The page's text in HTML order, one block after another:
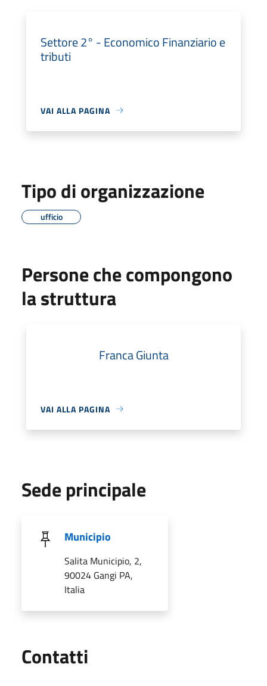
Settore 2° - Economico Finanziario e
tributi
VAI ALLA PAGINA
Tipo di organizzazione
ufficio
Persone che compongono
la struttura
Franca Giunta
VAI ALLA PAGINA
Sede principale
Municipio
Salita Municipio, 2,
90024 Gangi PA,
Italia
Contatti